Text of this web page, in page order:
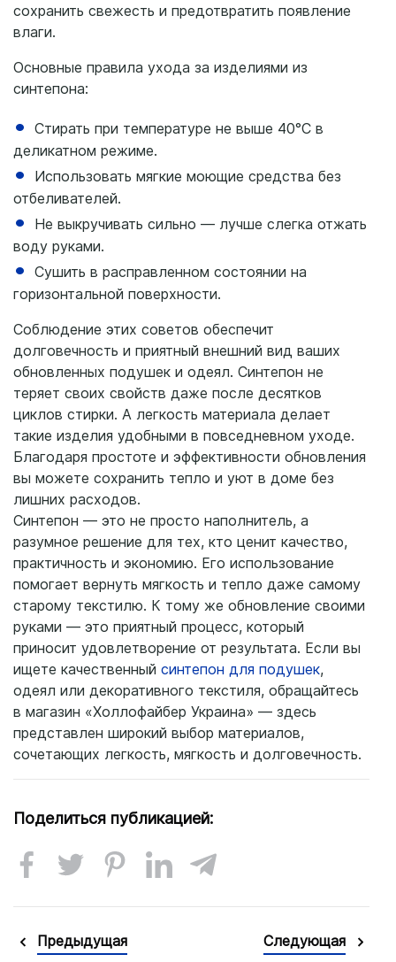
сохранить свежесть и предотвратить появление
влаги.
Основные правила ухода за изделиями из
синтепона:
Стирать при температуре не выше 40°C в
деликатном режиме.
Использовать мягкие моющие средства без
отбеливателей.
Не выкручивать сильно — лучше слегка отжать
воду руками.
Сушить в расправленном состоянии на
горизонтальной поверхности.
Соблюдение этих советов обеспечит
долговечность и приятный внешний вид ваших
обновленных подушек и одеял. Синтепон не
теряет своих свойств даже после десятков
циклов стирки. А легкость материала делает
такие изделия удобными в повседневном уходе.
Благодаря простоте и эффективности обновления
вы можете сохранить тепло и уют в доме без
лишних расходов.
Синтепон — это не просто наполнитель, а
разумное решение для тех, кто ценит качество,
практичность и экономию. Его использование
помогает вернуть мягкость и тепло даже самому
старому текстилю. К тому же обновление своими
руками — это приятный процесс, который
приносит удовлетворение от результата. Если вы
ищете качественный синтепон для подушек,
одеял или декоративного текстиля, обращайтесь
в магазин «Холлофайбер Украина» — здесь
представлен широкий выбор материалов,
сочетающих легкость, мягкость и долговечность.
Поделиться публикацией:
Предыдущая Следующая